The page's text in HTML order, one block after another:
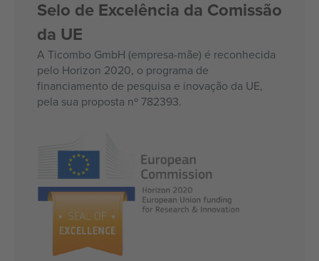
Selo de Excelência da Comissão
da UE
A Ticombo GmbH (empresa-mãe) é reconhecida
pelo Horizon 2020, o programa de
financiamento de pesquisa e inovação da UE,
pela sua proposta nº 782393.